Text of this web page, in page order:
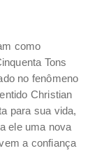
como
Tons
no fenômeno
Christian
para sua vida,
ele uma nova
a confiança